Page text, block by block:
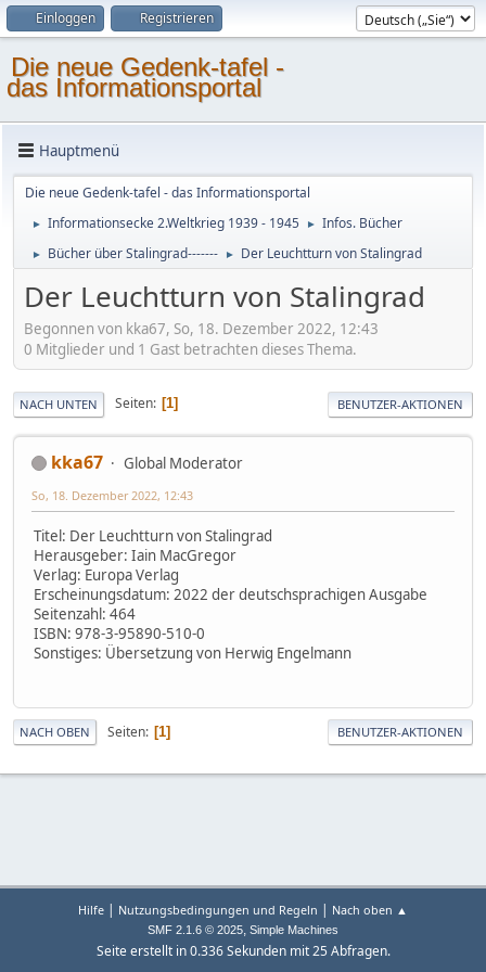
Einloggen Registrieren
Die neue Gedenk-tafel -
das Informationsportal
Hauptmenü
Die neue Gedenk-tafel - das Informationsportal
► Informationsecke 2.Weltkrieg 1939 - 1945 ► Infos. Bücher
► Bücher über Stalingrad------- ► Der Leuchtturn von Stalingrad
Der Leuchtturn von Stalingrad
Begonnen von kka67, So, 18. Dezember 2022, 12:43
0 Mitglieder und 1 Gast betrachten dieses Thema.
NACH UNTEN Seiten 1 BENUTZER-AKTIONEN
kka67 Global Moderator
So, 18. Dezember 2022, 12:43
Titel: Der Leuchtturn von Stalingrad
Herausgeber: Iain MacGregor
Verlag: Europa Verlag
Erscheinungsdatum: 2022 der deutschsprachigen Ausgabe
Seitenzahl: 464
ISBN: 978-3-95890-510-0
Sonstiges: Übersetzung von Herwig Engelmann
NACH OBEN Seiten 1 BENUTZER-AKTIONEN
Hilfe | Nutzungsbedingungen und Regeln | Nach oben ▲
SMF 2.1.6 © 2025, Simple Machines
Seite erstellt in 0.336 Sekunden mit 25 Abfragen.